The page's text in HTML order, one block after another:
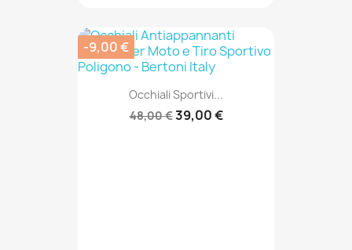
Occhiali Sportivi...
48,00 €39,00 €
-9,00 €